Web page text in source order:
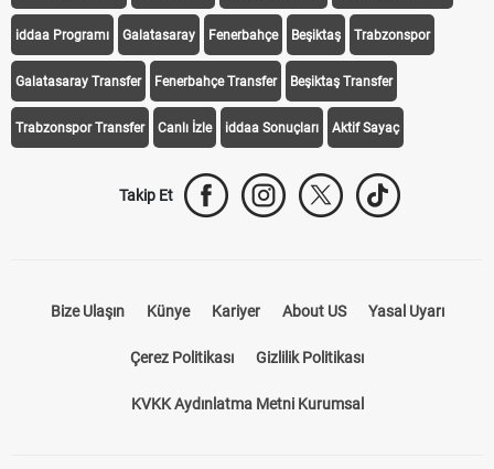
iddaa Programı Galatasaray Fenerbahçe Beşiktaş Trabzonspor
Galatasaray Transfer Fenerbahçe Transfer Beşiktaş Transfer
Trabzonspor Transfer Canlı İzle iddaa Sonuçları Aktif Sayaç
Takip Et
Bize Ulaşın Künye Kariyer About US Yasal Uyarı
Çerez Politikası Gizlilik Politikası
KVKK Aydınlatma Metni Kurumsal